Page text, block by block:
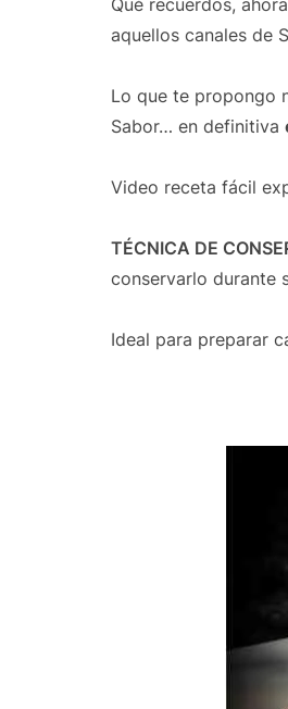
Qué recuerdos,
aquellos canales de
Lo que te propongo
Sabor… en definitiva
Video receta fácil
TÉCNICA DE
conservarlo durante
Ideal para preparar